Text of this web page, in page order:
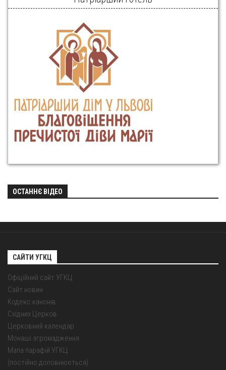
ОСТАННЄ ВІДЕО
САЙТИ УГКЦ
Офіційний сайт УГКЦ
Сайт новин
Кодекс канонів
Східних Церков
Церковний календар
Монаші згромадження
Мапа парафій УГКЦ
(постійно доповнюється)